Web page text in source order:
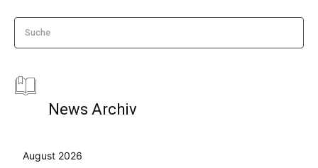
Suche
News Archiv
August 2026